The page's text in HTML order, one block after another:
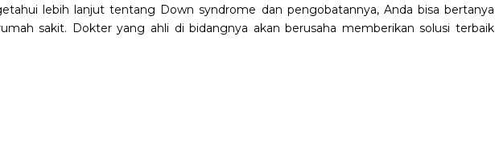
lebih lanjut tentang Down syndrome dan pengobatannya, Anda bisa bertanya
sakit. Dokter yang ahli di bidangnya akan berusaha memberikan solusi terbaik